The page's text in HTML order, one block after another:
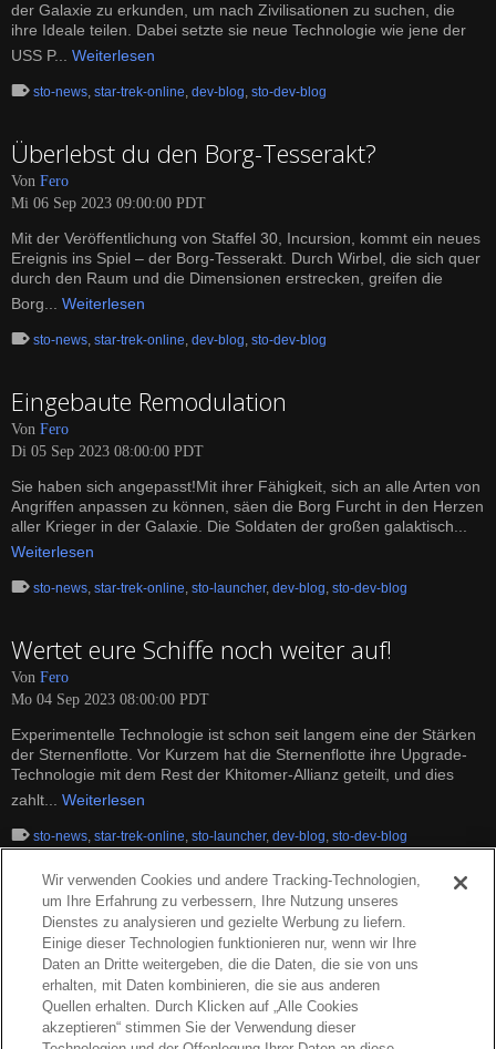
der Galaxie zu erkunden, um nach Zivilisationen zu suchen, die
ihre Ideale teilen. Dabei setzte sie neue Technologie wie jene der
USS P... Weiterlesen
sto-news, star-trek-online, dev-blog, sto-dev-blog
Überlebst du den Borg-Tesserakt?
Von Fero
Mi 06 Sep 2023 09:00:00 PDT
Mit der Veröffentlichung von Staffel 30, Incursion, kommt ein neues
Ereignis ins Spiel – der Borg-Tesserakt. Durch Wirbel, die sich quer
durch den Raum und die Dimensionen erstrecken, greifen die
Borg... Weiterlesen
sto-news, star-trek-online, dev-blog, sto-dev-blog
Eingebaute Remodulation
Von Fero
Di 05 Sep 2023 08:00:00 PDT
Sie haben sich angepasst!Mit ihrer Fähigkeit, sich an alle Arten von
Angriffen anpassen zu können, säen die Borg Furcht in den Herzen
aller Krieger in der Galaxie. Die Soldaten der großen galaktisch...
Weiterlesen
sto-news, star-trek-online, sto-launcher, dev-blog, sto-dev-blog
Wertet eure Schiffe noch weiter auf!
Von Fero
Mo 04 Sep 2023 08:00:00 PDT
Experimentelle Technologie ist schon seit langem eine der Stärken
der Sternenflotte. Vor Kurzem hat die Sternenflotte ihre Upgrade-
Technologie mit dem Rest der Khitomer-Allianz geteilt, und dies
zahlt... Weiterlesen
sto-news, star-trek-online, sto-launcher, dev-blog, sto-dev-blog
Wir verwenden Cookies und andere Tracking-Technologien,
um Ihre Erfahrung zu verbessern, Ihre Nutzung unseres
Dienstes zu analysieren und gezielte Werbung zu liefern.
Einige dieser Technologien funktionieren nur, wenn wir Ihre
Daten an Dritte weitergeben, die die Daten, die sie von uns
erhalten, mit Daten kombinieren, die sie aus anderen
Quellen erhalten. Durch Klicken auf „Alle Cookies
akzeptieren“ stimmen Sie der Verwendung dieser